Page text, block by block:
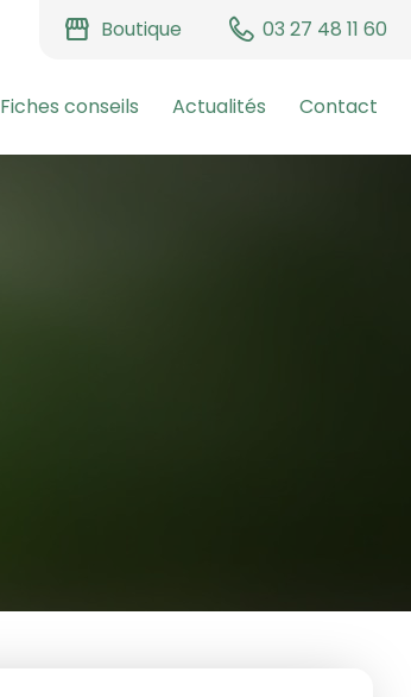
storefront Boutique 03 27 48 11 60
Fiches conseils Actualités Contact